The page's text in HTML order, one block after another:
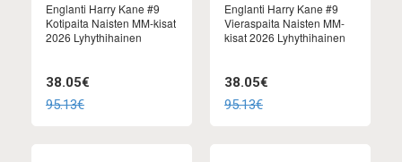
Englanti Harry Kane #9
Kotipaita Naisten MM-kisat
2026 Lyhythihainen
38.05€
95.13€
Englanti Harry Kane #9
Vieraspaita Naisten MM-
kisat 2026 Lyhythihainen
38.05€
95.13€